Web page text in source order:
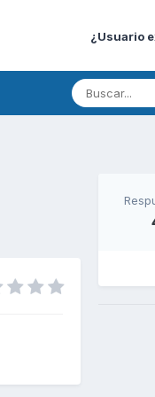
¿Usuario